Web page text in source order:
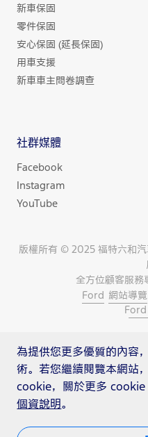
新車保固
零件保固
安心保固 (延長保固)
用車支援
新車車主問卷調查
社群媒體
Facebook
Instagram
YouTube
版權所有 © 2025 福特六和
全方位顧客服
Ford 網站導覽
Ford
為提供您更多優質的內容
術。若您繼續閱覽本網站
cookie，關於更多 cookie
個資說明。